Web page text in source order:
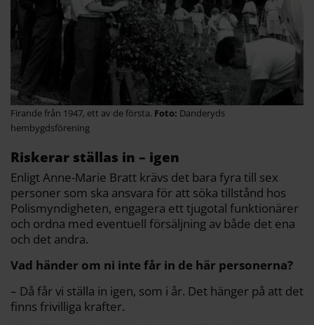
Firande från 1947, ett av de första.
Danderyds
hembygdsförening
Riskerar ställas in – igen
Enligt Anne-Marie Bratt krävs det bara fyra till sex
personer som ska ansvara för att söka tillstånd hos
Polismyndigheten, engagera ett tjugotal funktionärer
och ordna med eventuell försäljning av både det ena
och det andra.
Vad händer om ni inte får in de här personerna?
– Då får vi ställa in igen, som i år. Det hänger på att det
finns frivilliga krafter.